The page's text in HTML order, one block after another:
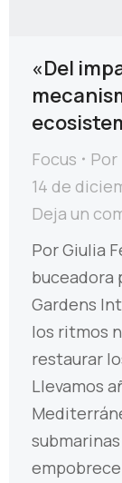
«Del
Focus Por
14 de
Deja un
Por Giulia
buceadora
Gardens
los ritmos
restaurar
Llevamos